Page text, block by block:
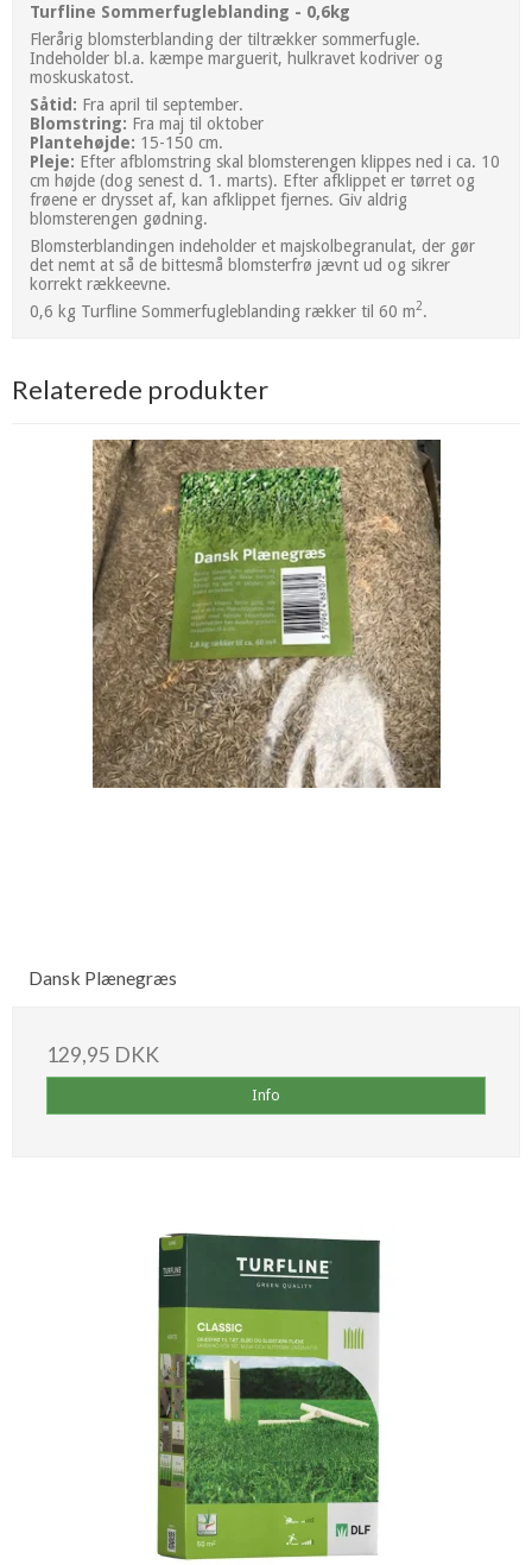
Turfline Sommerfugleblanding - 0,6kg
Flerårig blomsterblanding der tiltrækker sommerfugle.
Indeholder bl.a. kæmpe marguerit, hulkravet kodriver og
moskuskatost.
Såtid: Fra april til september.
Blomstring: Fra maj til oktober
Plantehøjde: 15-150 cm.
Pleje: Efter afblomstring skal blomsterengen klippes ned i ca. 10
cm højde (dog senest d. 1. marts). Efter afklippet er tørret og
frøene er drysset af, kan afklippet fjernes. Giv aldrig
blomsterengen gødning.
Blomsterblandingen indeholder et majskolbegranulat, der gør
det nemt at så de bittesmå blomsterfrø jævnt ud og sikrer
korrekt rækkeevne.
0,6 kg Turfline Sommerfugleblanding rækker til 60 m2.
Relaterede produkter
Dansk Plænegræs
129,95 DKK
Info